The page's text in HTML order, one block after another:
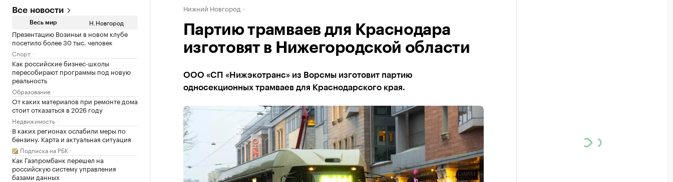
Все новости
Весь мир Н.Новгород
Презентацию Возиньи в новом клубе
посетило более 30 тыс. человек
Спорт
Как российские бизнес-школы
пересобирают программы под новую
реальность
Образование
От каких материалов при ремонте дома
стоит отказаться в 2026 году
Недвижимость
В каких регионах ослабили меры по
бензину. Карта и актуальная ситуация
Подписка на РБК
Как Газпромбанк перешел на
российскую систему управления
базами данных
Нижний Новгород
Партию трамваев для Краснодара
изготовят в Нижегородской области
ООО «СП «Нижэкотранс» из Ворсмы изготовит партию
односекционных трамваев для Краснодарского края.